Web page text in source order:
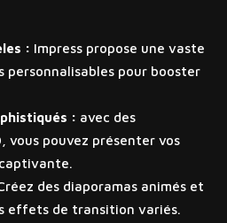
: Impress propose une vaste
personnalisables pour booster
: avec des
vous pouvez présenter vos
des diaporamas animés et
effets de transition variés.